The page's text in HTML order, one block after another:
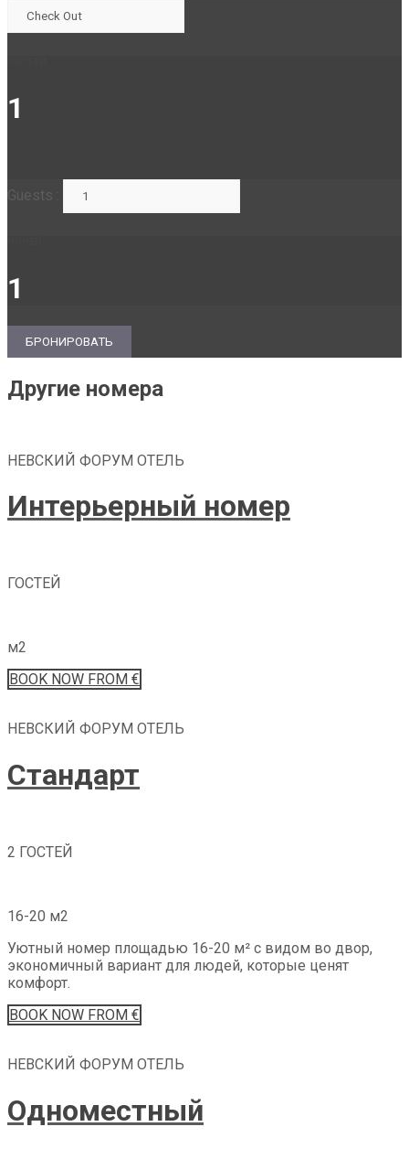
1
Guests :
1
Другие номера
НЕВСКИЙ ФОРУМ ОТЕЛЬ
Интерьерный номер
ГОСТЕЙ
м2
BOOK NOW FROM €
НЕВСКИЙ ФОРУМ ОТЕЛЬ
Стандарт
2 ГОСТЕЙ
16-20 м2
Уютный номер площадью 16-20 м² с видом во двор,
экономичный вариант для людей, которые ценят
комфорт.
BOOK NOW FROM €
НЕВСКИЙ ФОРУМ ОТЕЛЬ
Одноместный